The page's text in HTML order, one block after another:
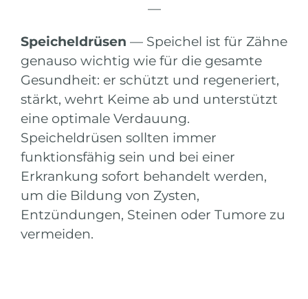
—
Speicheldrüsen — Speichel ist für Zähne
genauso wichtig wie für die gesamte
Gesundheit: er schützt und regeneriert,
stärkt, wehrt Keime ab und unterstützt
eine optimale Verdauung.
Speicheldrüsen sollten immer
funktionsfähig sein und bei einer
Erkrankung sofort behandelt werden,
um die Bildung von Zysten,
Entzündungen, Steinen oder Tumore zu
vermeiden.